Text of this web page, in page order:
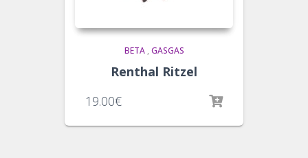
BETA, GASGAS
Renthal Ritzel
19.00€